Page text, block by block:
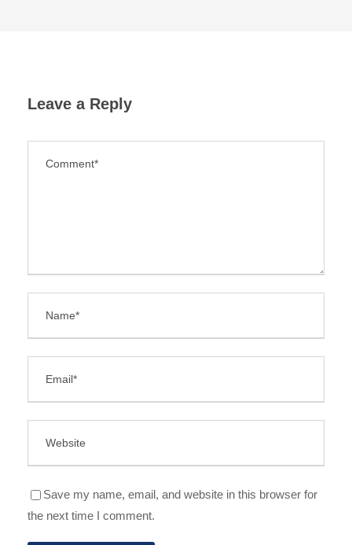
Leave a Reply
Save my name, email, and website in this browser for
the next time I comment.